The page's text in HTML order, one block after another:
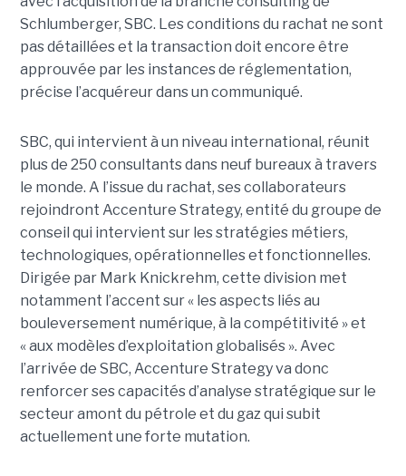
Schlumberger, SBC. Les conditions du rachat ne sont
pas détaillées et la transaction doit encore être
approuvée par les instances de réglementation,
précise l’acquéreur dans un communiqué.
SBC, qui intervient à un niveau international, réunit
plus de 250 consultants dans neuf bureaux à travers
le monde. A l’issue du rachat, ses collaborateurs
rejoindront Accenture Strategy, entité du groupe de
conseil qui intervient sur les stratégies métiers,
technologiques, opérationnelles et fonctionnelles.
Dirigée par Mark Knickrehm, cette division met
notamment l’accent sur « les aspects liés au
bouleversement numérique, à la compétitivité » et
« aux modèles d’exploitation globalisés ». Avec
l’arrivée de SBC, Accenture Strategy va donc
renforcer ses capacités d’analyse stratégique sur le
secteur amont du pétrole et du gaz qui subit
actuellement une forte mutation.